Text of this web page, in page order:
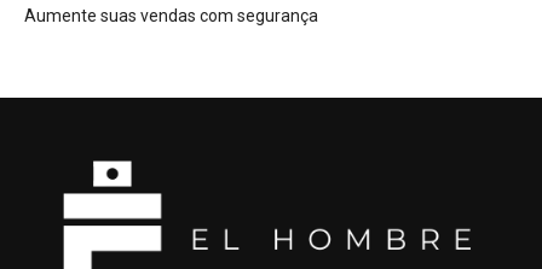
Aumente suas vendas com segurança